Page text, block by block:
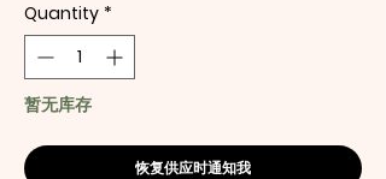
Quantity *
暂无库存
恢复供应时通知我